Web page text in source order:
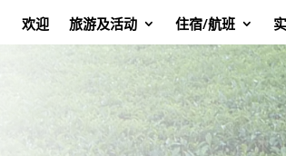
欢迎 旅游及活动 住宿/航班